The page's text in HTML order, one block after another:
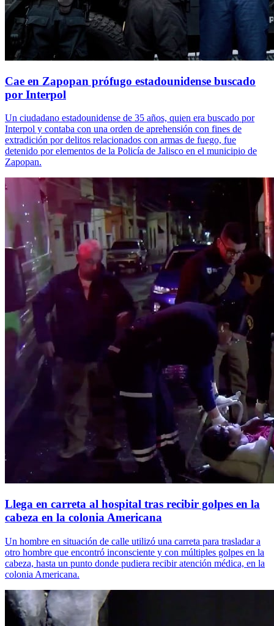
Cae en Zapopan prófugo estadounidense buscado
por Interpol
Un ciudadano estadounidense de 35 años, quien era buscado por
Interpol y contaba con una orden de aprehensión con fines de
extradición por delitos relacionados con armas de fuego, fue
detenido por elementos de la Policía de Jalisco en el municipio de
Zapopan.
Llega en carreta al hospital tras recibir golpes en la
cabeza en la colonia Americana
Un hombre en situación de calle utilizó una carreta para trasladar a
otro hombre que encontró inconsciente y con múltiples golpes en la
cabeza, hasta un punto donde pudiera recibir atención médica, en la
colonia Americana.